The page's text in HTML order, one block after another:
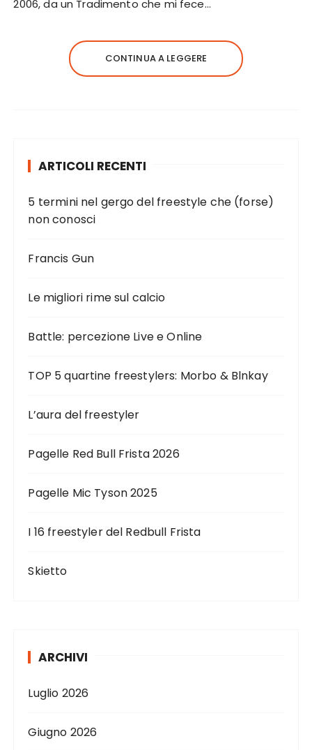
2006, da un Tradimento che mi fece…
CONTINUA A LEGGERE
ARTICOLI RECENTI
5 termini nel gergo del freestyle che (forse)
non conosci
Francis Gun
Le migliori rime sul calcio
Battle: percezione Live e Online
TOP 5 quartine freestylers: Morbo & Blnkay
L’aura del freestyler
Pagelle Red Bull Frista 2026
Pagelle Mic Tyson 2025
I 16 freestyler del Redbull Frista
Skietto
ARCHIVI
Luglio 2026
Giugno 2026